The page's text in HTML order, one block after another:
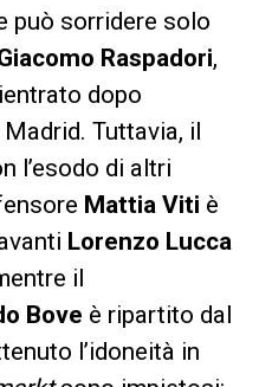
può sorridere solo
Raspadori,
dopo
Madrid. Tuttavia, il
l’esodo di altri
Mattia Viti è
Lorenzo Lucca
il
Bove è ripartito dal
l’idoneità in